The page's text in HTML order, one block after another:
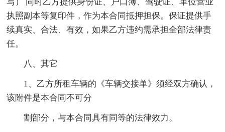
执照副本等复印件，作为本合同抵押担保。保证提供手
续真实、合法、有效，如果乙方违约需承担全部法律责
任。
八、其它
1、乙方所租车辆的《车辆交接单》须经双方确认，
该附件是本合同不可分
割部分，与本合同具有同等的法律效力。